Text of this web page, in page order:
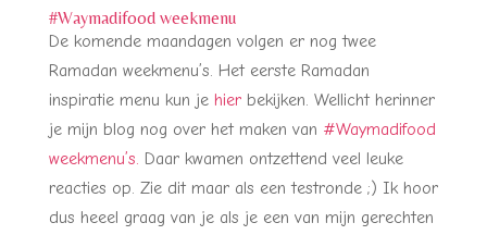
#Waymadifood weekmenu
De komende maandagen volgen er nog twee
Ramadan weekmenu’s. Het eerste Ramadan
inspiratie menu kun je hierbekijken. Wellicht herinner
je mijn blog nog over het maken van #Waymadifood
weekmenu’s. Daar kwamen ontzettend veel leuke
reacties op. Zie dit maar als een testronde ;) Ik hoor
dus heeel graag van je als je een van mijn gerechten